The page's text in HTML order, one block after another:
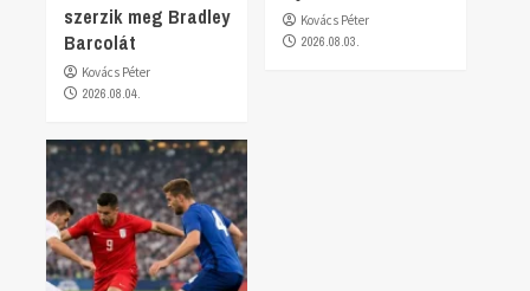
szerzik meg Bradley
Barcolát
Kovács Péter
2026.08.04.
Kovács Péter
2026.08.03.